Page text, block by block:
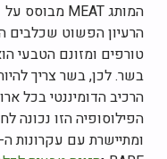
המותג MEAT מבוסס על
הרעיון הפשוט שכלבים
טורפים ומזונם הטבעי
בשר. לכן, בשר צריך
הרכיב הדומיננטי בכל
הפילוסופיה הזו נכונה
ומתיישרת עם עקרונות ה-